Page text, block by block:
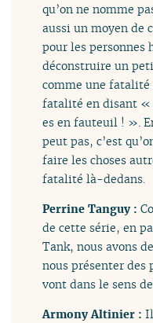
qu’on ne nomme
aussi un moyen de
pour les personnes
déconstruire un
comme une fatalité
fatalité en disant «
es en fauteuil ! ».
peut pas, c’est
faire les choses
fatalité là-dedans.
Perrine Tanguy :
de cette série, en
Tank, nous avons
nous présenter
vont dans le sens
Armony Altinier :